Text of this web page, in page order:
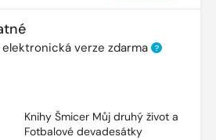
verze zdarma ?
Knihy Šmicer Můj druhý život a
Fotbalové devadesátky